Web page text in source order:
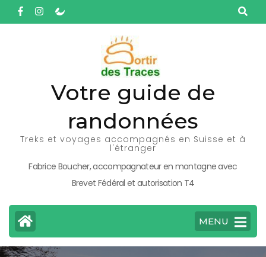
Aller
au
Votre guide de
randonnées
Treks et voyages accompagnés en Suisse et à
l'étranger
Fabrice Boucher, accompagnateur en montagne avec
Brevet Fédéral et autorisation T4
MENU